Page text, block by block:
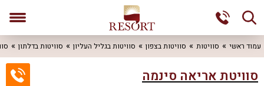
עמוד ראשי סוויטות סוויטות בצפון סוויטות בגליל העליון סוויטות בדלתון
סוויטת אריאה סינמה